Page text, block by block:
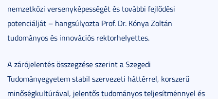
nemzetközi versenyképességét és további fejlődési
potenciálját – hangsúlyozta Prof. Dr. Kónya Zoltán
tudományos és innovációs rektorhelyettes.
A zárójelentés összegzése szerint a Szegedi
Tudományegyetem stabil szervezeti háttérrel, korszerű
minőségkultúrával, jelentős tudományos teljesítménnyel és